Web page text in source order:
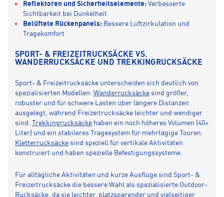
Reflektoren und Sicherheitselemente: Verbesserte
Sichtbarkeit bei Dunkelheit
Belüftete Rückenpanels: Bessere Luftzirkulation und
Tragekomfort
SPORT- & FREIZEITRUCKSÄCKE VS.
WANDERRUCKSÄCKE UND TREKKINGRUCKSÄCKE
Sport- & Freizeitrucksäcke unterscheiden sich deutlich von
spezialisierten Modellen: Wanderrucksäcke sind größer,
robuster und für schwere Lasten über längere Distanzen
ausgelegt, während Freizeitrucksäcke leichter und wendiger
sind.
Trekkingrucksäcke haben ein noch höheres Volumen (40+
Liter) und ein stabileres Tragesystem für mehrtägige Touren.
Kletterrucksäcke sind speziell für vertikale Aktivitäten
konstruiert und haben spezielle Befestigungssysteme.
Für alltägliche Aktivitäten und kurze Ausflüge sind Sport- &
Freizeitrucksäcke die bessere Wahl als spezialisierte Outdoor-
Rucksäcke, da sie leichter, platzsparender und vielseitiger